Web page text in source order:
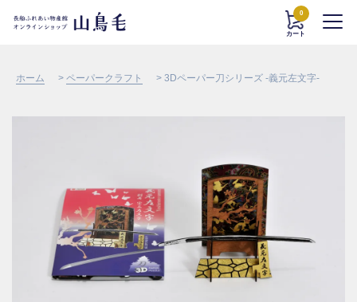
カート
0
ホーム > ペーパークラフト > 3Dペーパー刀シリーズ -義元左文字-